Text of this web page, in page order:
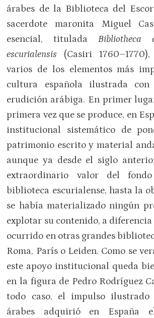
árabes de la Biblioteca del
sacerdote maronita Miguel
esencial, titulada Bibliotheca
escurialensis (Casiri
varios de los elementos más
cultura española ilustrada
erudición arábiga. En primer
primera vez que se produce, en
institucional sistemático de
patrimonio escrito y material
aunque ya desde el siglo
extraordinario valor del
biblioteca escurialense, hasta la
se había materializado ningún
explotar su contenido, a
ocurrido en otras grandes
Roma, París o Leiden. Como se
este apoyo institucional queda
en la figura de Pedro Rodríguez
todo caso, el impulso ilustrado
árabes adquirió en España